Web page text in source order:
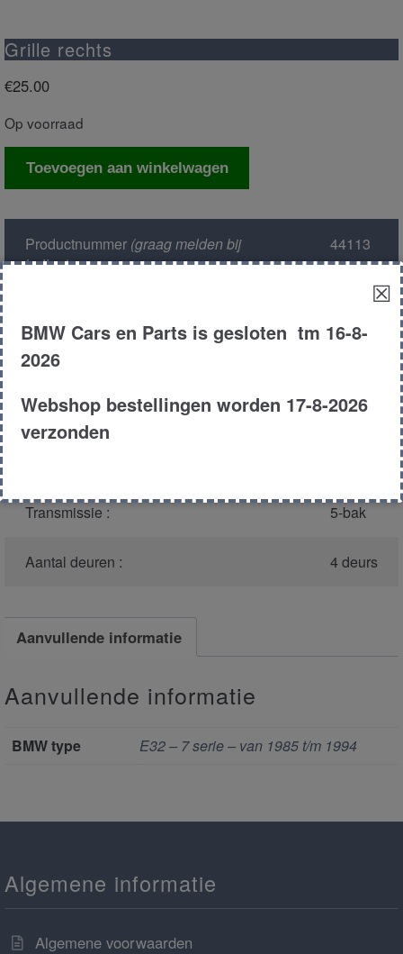
Grille rechts
€25.00
Op voorraad
GrilleToevoegen aan winkelwagen
Productnummer(graag melden bij
bellen):
44113
Carroserie :
Type : 735i
Transmissie : 5-bak
Aantal deuren : 4 deurs
Aanvullende informatie
Aanvullende informatie
BMW type E32 – 7 serie – van 1985 t/m 1994
Algemene informatie
Algemene voorwaarden
☒
BMW Cars en Parts is gesloten tm 16-8-
2026
Webshop bestellingen worden 17-8-2026
verzonden